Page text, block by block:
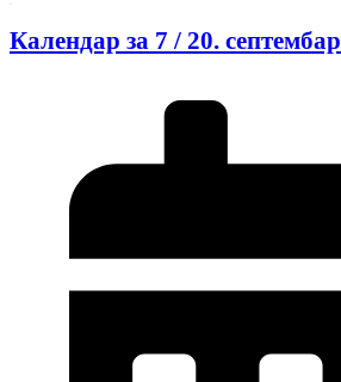
Календар за 7 / 20. септембар